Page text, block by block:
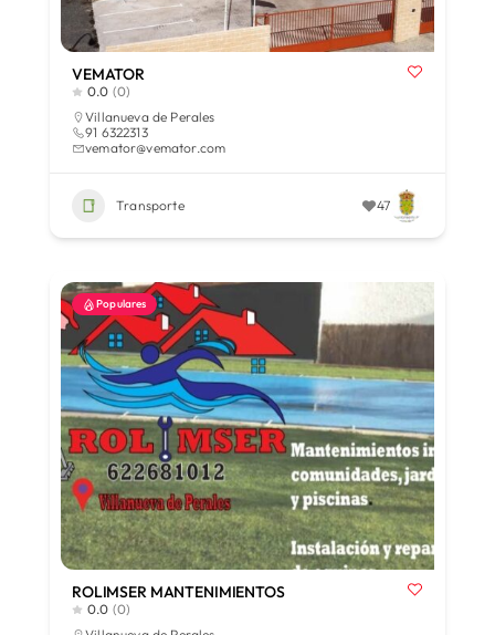
VEMATOR
0.0 (0)
Villanueva de Perales
91 6322313
vemator@vemator.com
Transporte 47
Populares
ROLIMSER MANTENIMIENTOS
0.0 (0)